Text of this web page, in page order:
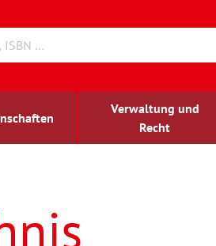
Verwaltung und
Recht